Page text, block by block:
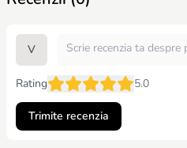
V
Rating 5.0
Trimite recenzia